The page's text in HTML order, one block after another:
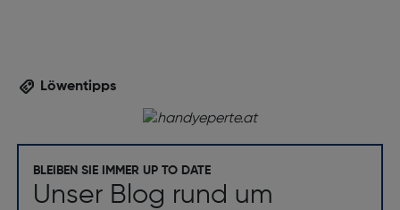
Zweites LCD-Display: Nein
Anti-Fingerprint Oberfläche: Nein
Gorilla Glass-Ausführung: Gorilla Glass Victus+
High Dynamic Range Video Unterstützung: Ja
Löwentipps
BLEIBEN SIE IMMER UP TO DATE
Unser Blog rund um